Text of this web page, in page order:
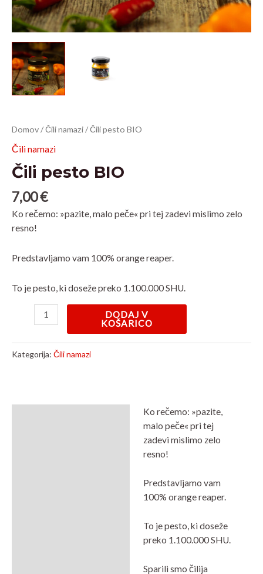
Domov/Čili namazi/ Čili pesto BIO
Čili namazi
Čili pesto BIO
7,00€
Ko rečemo: »pazite, malo peče« pri tej zadevi mislimo zelo
resno!
Predstavljamo vam 100% orange reaper.
To je pesto, ki doseže preko 1.100.000 SHU.
Čili
pesto
količina
DODAJ V
KOŠARICO
Kategorija: Čili namazi
Ko rečemo: »pazite,
malo peče« pri tej
zadevi mislimo zelo
resno!
Predstavljamo vam
100% orange reaper.
To je pesto, ki doseže
preko 1.100.000 SHU.
Sparili smo čilija